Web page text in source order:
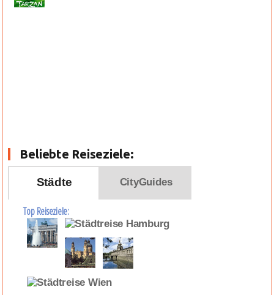
Beliebte Reiseziele:
Städte CityGuides
Top Reiseziele: